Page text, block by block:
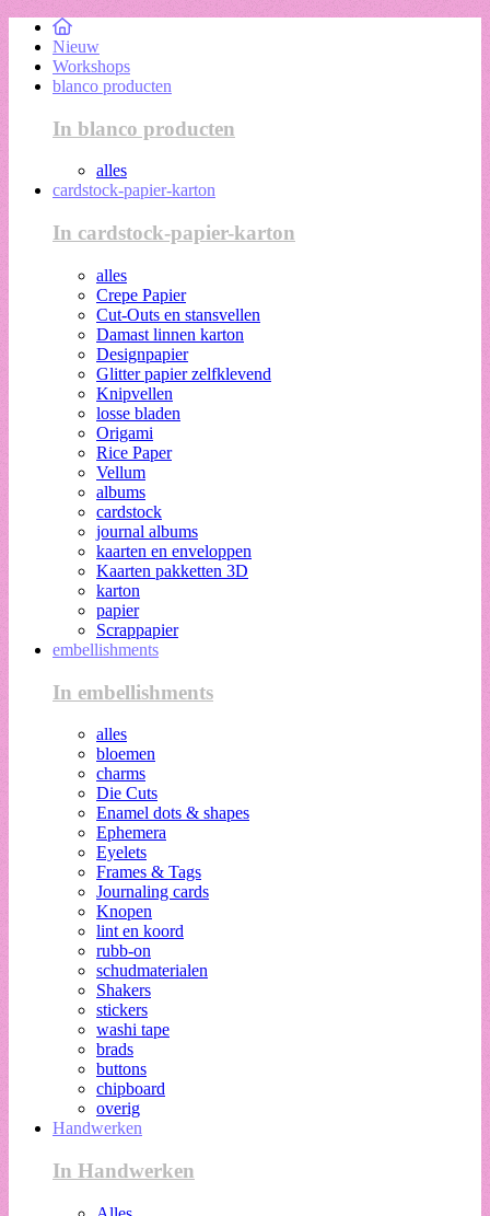
Nieuw
Workshops
blanco producten
In blanco producten
alles
cardstock-papier-karton
In cardstock-papier-karton
alles
Crepe Papier
Cut-Outs en stansvellen
Damast linnen karton
Designpapier
Glitter papier zelfklevend
Knipvellen
losse bladen
Origami
Rice Paper
Vellum
albums
cardstock
journal albums
kaarten en enveloppen
Kaarten pakketten 3D
karton
papier
Scrappapier
embellishments
In embellishments
alles
bloemen
charms
Die Cuts
Enamel dots & shapes
Ephemera
Eyelets
Frames & Tags
Journaling cards
Knopen
lint en koord
rubb-on
schudmaterialen
Shakers
stickers
washi tape
brads
buttons
chipboard
overig
Handwerken
In Handwerken